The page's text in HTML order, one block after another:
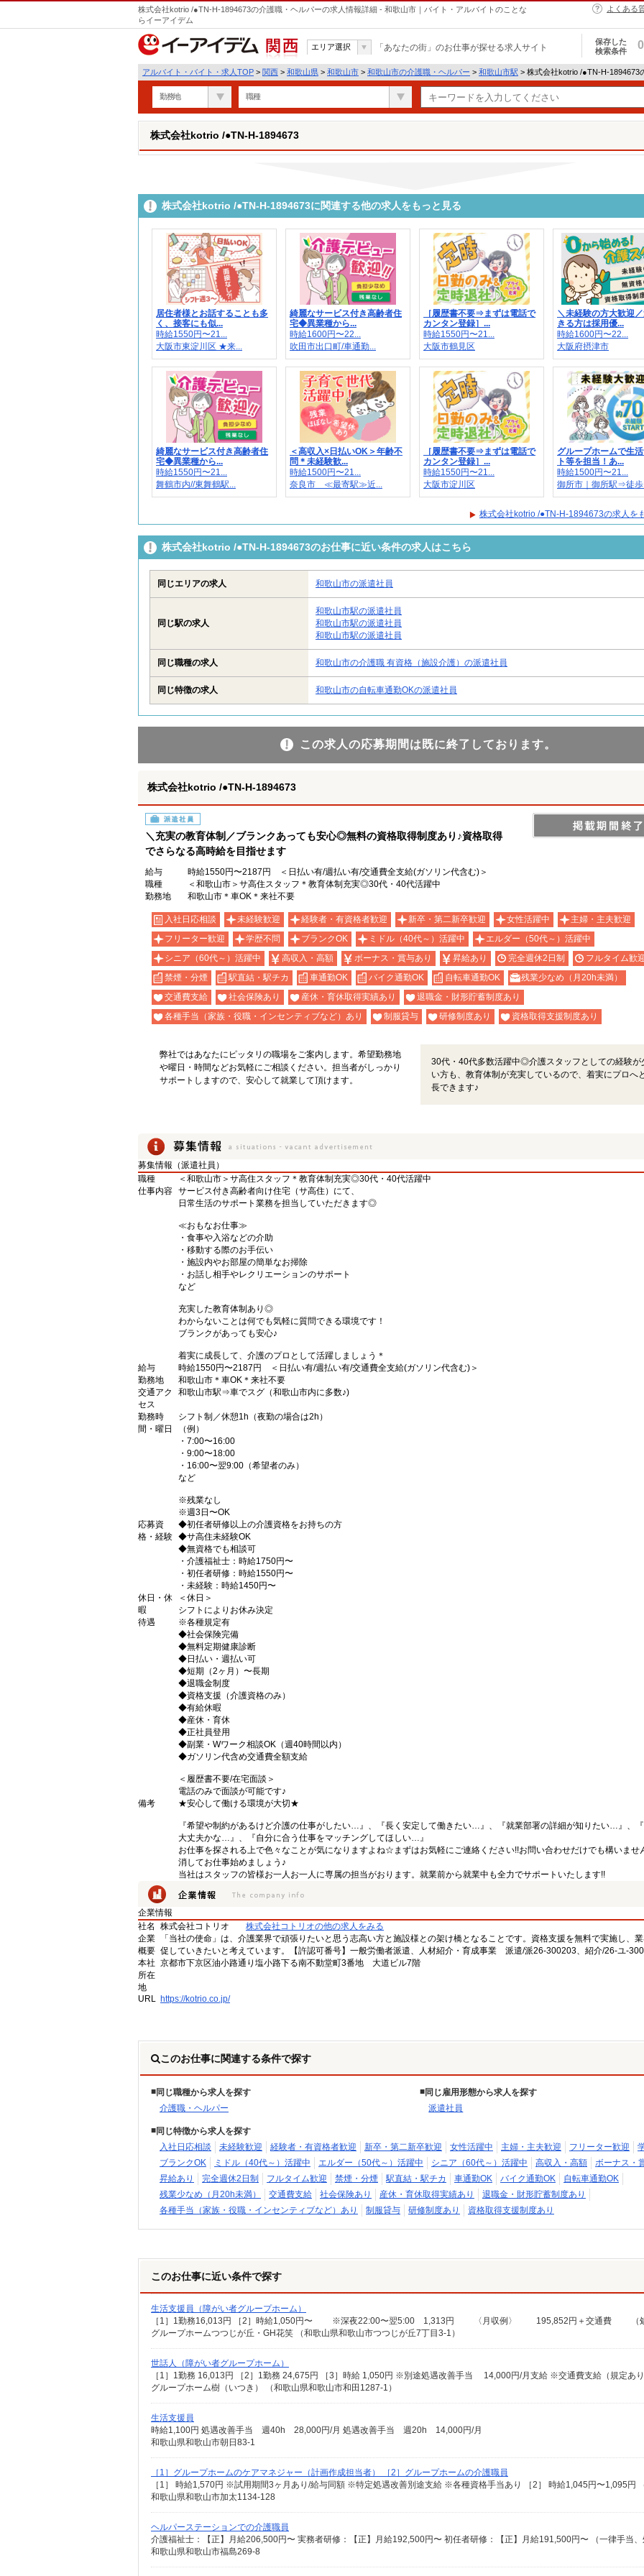
株式会社kotrio /●TN-H-1894673の介護職・ヘルパーの求人情報詳細 - 和歌山市｜バイト・アルバイトのことな
らイーアイデム
よくある
関西
エリア選択 「あなたの街」のお仕事が探せる求人サイト
保存した
検索条件
0
アルバイト・バイト・求人TOP > 関西 > 和歌山県 > 和歌山市 > 和歌山市の介護職・ヘルパー > 和歌山市駅 > 株式会社kotrio /●TN-H-1894673
勤務地 職種
株式会社kotrio /●TN-H-1894673
株式会社kotrio /●TN-H-1894673に関連する他の求人をもっと見る
居住者様とお話することも多
く、接客にも似...
時給1550円〜21...
大阪市東淀川区 ★来...
綺麗なサービス付き高齢者住
宅◆異業種から...
時給1600円〜22...
吹田市出口町/車通勤...
［履歴書不要⇒まずは電話で
カンタン登録］...
時給1550円〜21...
大阪市鶴見区
＼未経験の方大歓迎
きる方は採用優...
時給1600円〜22...
大阪府摂津市
綺麗なサービス付き高齢者住
宅◆異業種から...
時給1550円〜21...
舞鶴市内//東舞鶴駅...
＜高収入×日払いOK＞年齢不
問＊未経験歓...
時給1500円〜21...
奈良市 ≪最寄駅≫近...
［履歴書不要⇒まずは電話で
カンタン登録］...
時給1550円〜21...
大阪市淀川区
グループホームで生
ト等を担当！あ...
時給1500円〜21...
御所市｜御所駅⇒徒歩
株式会社kotrio /●TN-H-1894673の求人を
株式会社kotrio /●TN-H-1894673のお仕事に近い条件の求人はこちら
同じエリアの求人 和歌山市の派遣社員
同じ駅の求人
和歌山市駅の派遣社員
和歌山市駅の派遣社員
和歌山市駅の派遣社員
同じ職種の求人 和歌山市の介護職 有資格（施設介護）の派遣社員
同じ特徴の求人 和歌山市の自転車通勤OKの派遣社員
この求人の応募期間は既に終了しております。
株式会社kotrio /●TN-H-1894673
派遣社員
＼充実の教育体制／ブランクあっても安心◎無料の資格取得制度あり♪資格取得
でさらなる高時給を目指せます
給与
時給1550円〜2187円 ＜日払い有/週払い有/交通費全支給(ガソリン代含む)＞
職種
＜和歌山市＞サ高住スタッフ＊教育体制充実◎30代・40代活躍中
勤務地
和歌山市＊車OK＊来社不要
入社日応相談 未経験歓迎 経験者・有資格者歓迎 新卒・第二新卒歓迎 女性活躍中
主婦・主夫歓迎
フリーター歓迎
学歴不問 ブランクOK ミドル（40代～）活躍中
エルダー（50代～）活躍中
シニア（60代～）活躍中
高収入・高額 ボーナス・賞与あり 昇給あり 完全週休2日制
フルタイム歓
禁煙・分煙
駅直結・駅チカ 車通勤OK バイク通勤OK 自転車通勤OK
残業少なめ（月20h未満）
交通費支給
社会保険あり 産休・育休取得実績あり
退職金・財形貯蓄制度あり
各種手当（家族・役職・インセンティブなど）あり
制服貸与 研修制度あり 資格取得支援制度あり
弊社ではあなたにピッタリの職場をご案内します。希望勤務地
や曜日・時間などお気軽にご相談ください。担当者がしっかり
サポートしますので、安心して就業して頂けます。
30代・40代多数活躍中◎介護スタッフとしての経験が
い方も、教育体制が充実しているので、着実にプロへ
長できます♪
募集情報（派遣社員）
職種
＜和歌山市＞サ高住スタッフ＊教育体制充実◎30代・40代活躍中
仕事内容 サービス付き高齢者向け住宅（サ高住）にて、
日常生活のサポート業務を担当していただきます◎
≪おもなお仕事≫
・食事や入浴などの介助
・移動する際のお手伝い
・施設内やお部屋の簡単なお掃除
・お話し相手やレクリエーションのサポート
など
充実した教育体制あり◎
わからないことは何でも気軽に質問できる環境です！
ブランクがあっても安心♪
着実に成長して、介護のプロとして活躍しましょう＊
給与
時給1550円〜2187円 ＜日払い有/週払い有/交通費全支給(ガソリン代含む)＞
勤務地
和歌山市＊車OK＊来社不要
交通アク
セス
和歌山市駅⇒車でスグ（和歌山市内に多数♪)
勤務時
間・曜日
シフト制／休憩1h（夜勤の場合は2h）
（例）
・7:00〜16:00
・9:00〜18:00
・16:00〜翌9:00（希望者のみ）
など
※残業なし
※週3日〜OK
応募資
格・経験
◆初任者研修以上の介護資格をお持ちの方
◆サ高住未経験OK
◆無資格でも相談可
・介護福祉士：時給1750円〜
・初任者研修：時給1550円〜
・未経験：時給1450円〜
休日・休
暇
＜休日＞
シフトによりお休み決定
待遇
※各種規定有
◆社会保険完備
◆無料定期健康診断
◆日払い・週払い可
◆短期（2ヶ月）〜長期
◆退職金制度
◆資格支援（介護資格のみ）
◆有給休暇
◆産休・育休
◆正社員登用
◆副業・Wワーク相談OK（週40時間以内）
◆ガソリン代含め交通費全額支給
＜履歴書不要/在宅面談＞
電話のみで面談が可能です♪
備考
★安心して働ける環境が大切★
『希望や制約があるけど介護の仕事がしたい…』、『長く安定して働きたい…』、『就業部署の詳細が知りたい…』、
大丈夫かな…』、『自分に合う仕事をマッチングしてほしい…』
お仕事を探される上で色々なことが気になりますよね☆まずはお気軽にご連絡ください!!お問い合わせだけでも構いませ
消してお仕事始めましょう♪
当社はスタッフの皆様お一人お一人に専属の担当がおります。就業前から就業中も全力でサポートいたします!!
企業情報
社名
株式会社コトリオ
株式会社コトリオの他の求人をみる
企業
概要
「当社の使命」は、介護業界で頑張りたいと思う志高い方と施設様との架け橋となることです。資格支援を無料で実施し、
促していきたいと考えています。【許認可番号】一般労働者派遣、人材紹介・育成事業 派遣/派26-300203、紹介/26-ユ-
本社
所在
地
京都市下京区油小路通り塩小路下る南不動堂町3番地 大道ビル7階
URL https://kotrio.co.jp/
このお仕事に関連する条件で探す
同じ職種から求人を探す
介護職・ヘルパー
同じ雇用形態から求人を探す
派遣社員
同じ特徴から求人を探す
入社日応相談
未経験歓迎 経験者・有資格者歓迎 新卒・第二新卒歓迎 女性活躍中 主婦・主夫歓迎 フリーター歓迎
ブランクOK
ミドル（40代～）活躍中 エルダー（50代～）活躍中 シニア（60代～）活躍中 高収入・高額
ボーナス・
昇給あり
完全週休2日制 フルタイム歓迎 禁煙・分煙 駅直結・駅チカ 車通勤OK バイク通勤OK
自転車通勤OK
残業少なめ（月20h未満）
交通費支給 社会保険あり 産休・育休取得実績あり
退職金・財形貯蓄制度あり
各種手当（家族・役職・インセンティブなど）あり
制服貸与 研修制度あり 資格取得支援制度あり
このお仕事に近い条件で探す
生活支援員（障がい者グループホーム）
グループホームつつじが丘・GH花笑 （和歌山県和歌山市つつじが丘7丁目3-1）
世話人（障がい者グループホーム）
［1］1勤務 16,013円 ［2］1勤務 24,675円 ［3］時給 1,050円 ※別途処遇改善手当 14,000円/月支給 ※交通費支給（規定あ
グループホーム樹（いつき） （和歌山県和歌山市和田1287-1）
生活支援員
時給1,100円 処遇改善手当 週40h 28,000円/月 処遇改善手当 週20h 14,000円/月
和歌山県和歌山市朝日83-1
［1］グループホームのケアマネジャー（計画作成担当者） ［2］グループホームの介護職員
和歌山県和歌山市加太1134-128
ヘルパーステーションでの介護職員
和歌山県和歌山市福島269-8